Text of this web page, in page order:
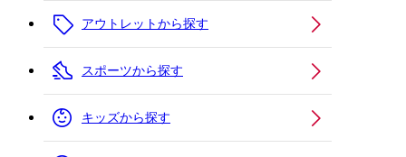
アウトレットから探す
スポーツから探す
キッズから探す